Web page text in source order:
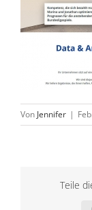
Von Jennifer |
Teile